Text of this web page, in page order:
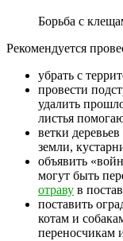
Борьба с
Рекомендуется
убрать с
провести
удалить
листья
ветки
земли,
объявить
могут быть
отраву в
поставить
котам и
переносчикам